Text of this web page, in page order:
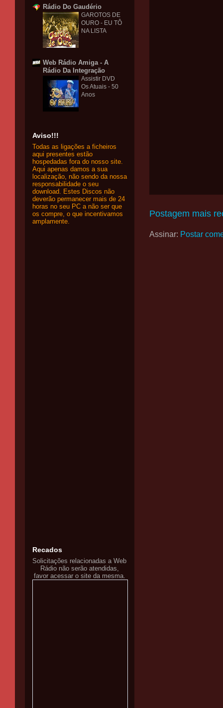
Postagem mais
Assinar: Postar
Rádio Do Gaudério
GAROTOS DE
OURO - EU TÔ
NA LISTA
Web Rádio Amiga - A
Rádio Da Integração
Assistir DVD
Os Atuais - 50
Anos
Aviso!!!
Todas as ligações a ficheiros
aqui presentes estão
hospedadas fora do nosso site.
Aqui apenas damos a sua
localização, não sendo da nossa
responsabilidade o seu
download. Estes Discos não
deverão permanecer mais de 24
horas no seu PC a não ser que
os compre, o que incentivamos
amplamente.
Recados
Solicitações relacionadas a Web
Rádio não serão atendidas,
favor acessar o site da mesma.